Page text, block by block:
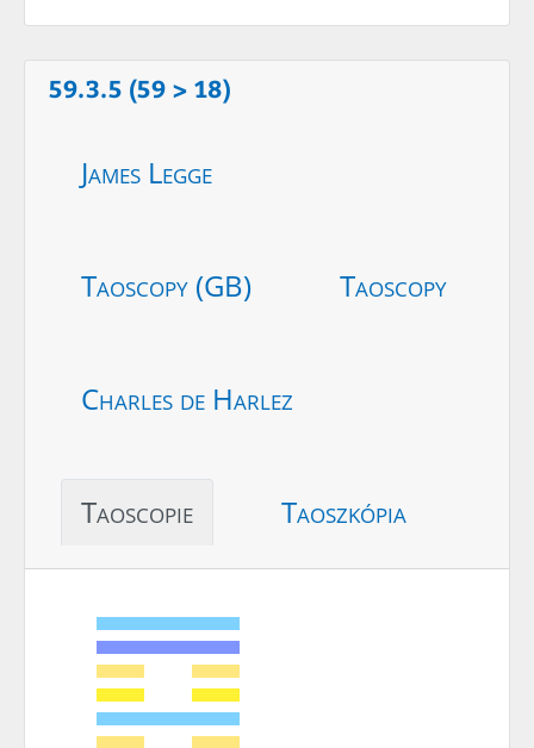
59.3.5 (59 > 18)
James Legge
Taoscopy (GB) Taoscopy
Charles de Harlez
Taoscopie Taoszkópia